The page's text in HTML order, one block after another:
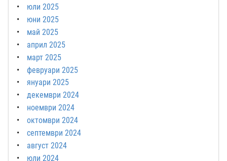
юли 2025
юни 2025
май 2025
април 2025
март 2025
февруари 2025
януари 2025
декември 2024
ноември 2024
октомври 2024
септември 2024
август 2024
юли 2024